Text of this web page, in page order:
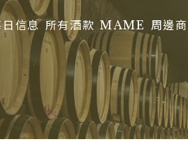
日信息 所有酒款 MAME 周邊